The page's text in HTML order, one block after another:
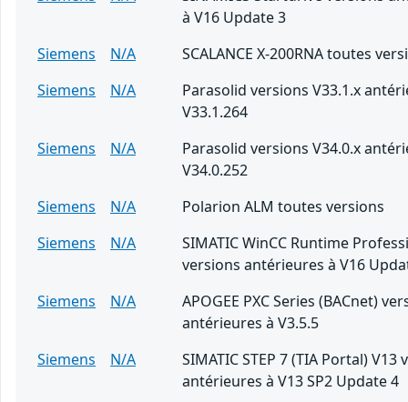
à V16 Update 3
Siemens
N/A
SCALANCE X-200RNA toutes
Siemens
N/A
Parasolid versions V33.1.x
V33.1.264
Siemens
N/A
Parasolid versions V34.0.x
V34.0.252
Siemens
N/A
Polarion ALM toutes versions
Siemens
N/A
SIMATIC WinCC Runtime
versions antérieures à V16
Siemens
N/A
APOGEE PXC Series (BACnet)
antérieures à V3.5.5
Siemens
N/A
SIMATIC STEP 7 (TIA Portal) V13
antérieures à V13 SP2 Update 4